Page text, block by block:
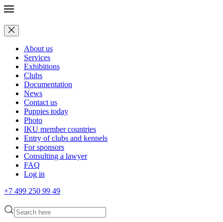
About us
Services
Exhibitions
Clubs
Documentation
News
Contact us
Puppies today
Photo
IKU member countries
Entry of clubs and kennels
For sponsors
Consulting a lawyer
FAQ
Log in
+7 499 250 99 49